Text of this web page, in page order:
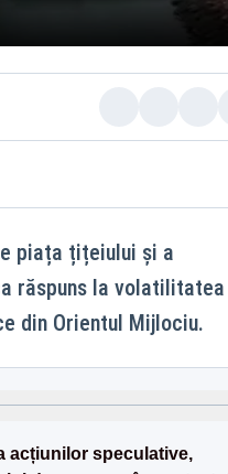
piața țițeiului și a
răspuns la volatilitatea
din Orientul Mijlociu.
acțiunilor speculative,